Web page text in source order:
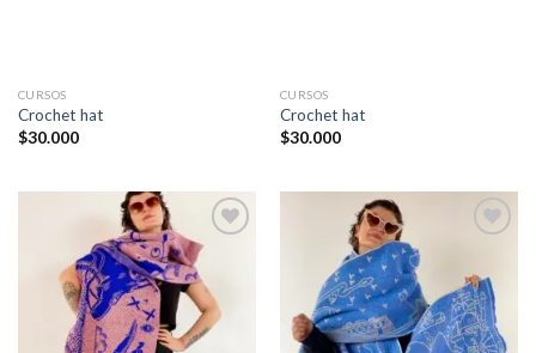
CURSOS
Crochet hat
$30.000
CURSOS
Crochet hat
$30.000
Añadir
a la
lista de
deseos
Añadir
a la
lista de
deseos